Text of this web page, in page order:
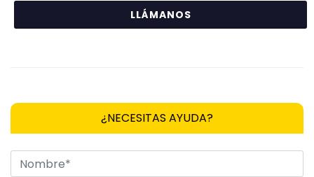
LLÁMANOS
¿NECESITAS AYUDA?